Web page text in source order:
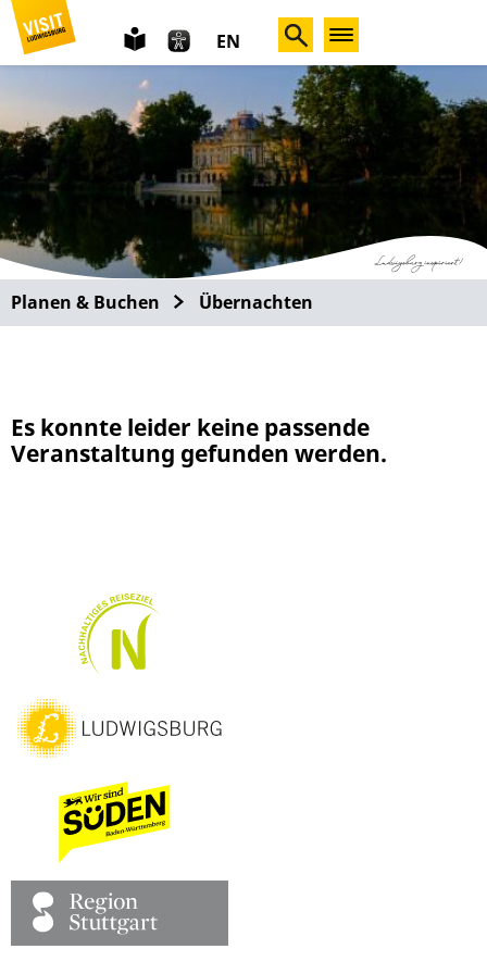
leichte
Sprache
EN
Planen & Buchen Übernachten
Es konnte leider keine passende
Veranstaltung gefunden werden.